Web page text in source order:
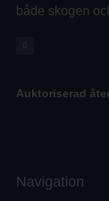
både skogen
Auktoriserad
Navigation